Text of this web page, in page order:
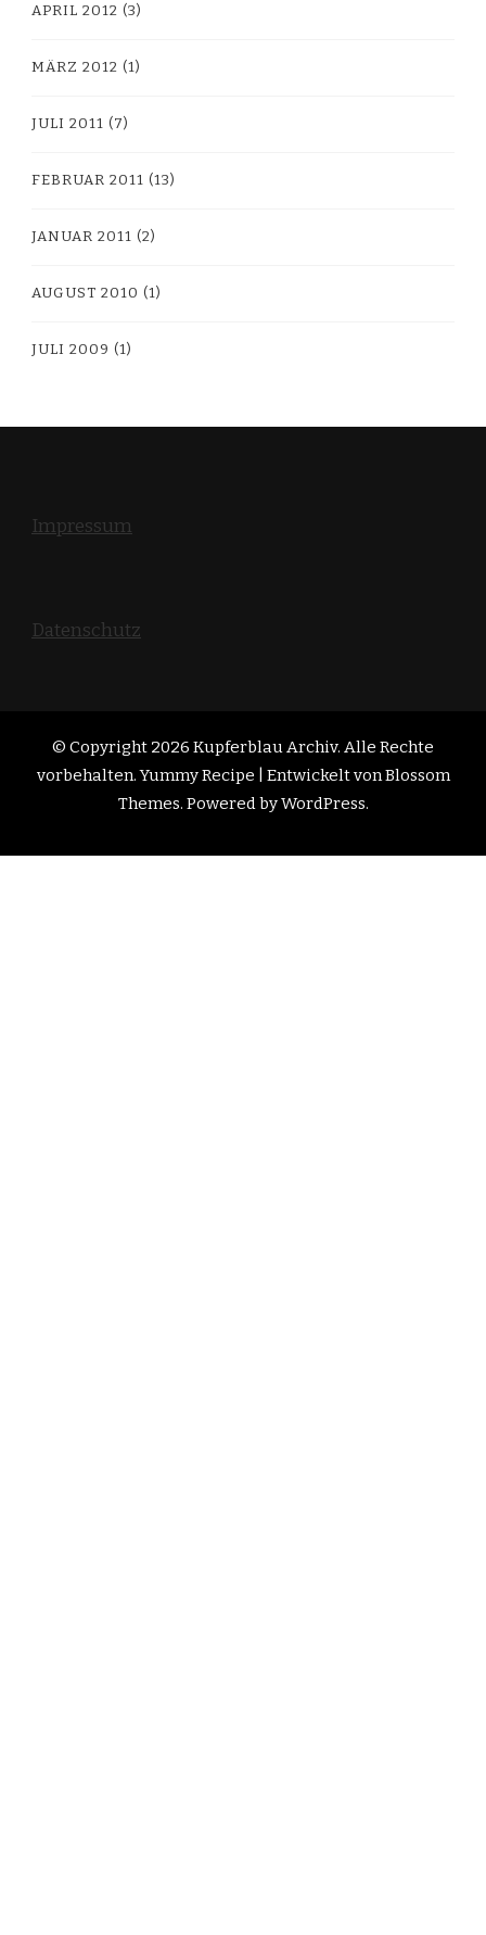
APRIL 2012 (3)
MÄRZ 2012 (1)
JULI 2011 (7)
FEBRUAR 2011 (13)
JANUAR 2011 (2)
AUGUST 2010 (1)
JULI 2009 (1)
Impressum
Datenschutz
© Copyright 2026 Kupferblau Archiv. Alle Rechte
vorbehalten. Yummy Recipe | Entwickelt von Blossom
Themes. Powered byWordPress.